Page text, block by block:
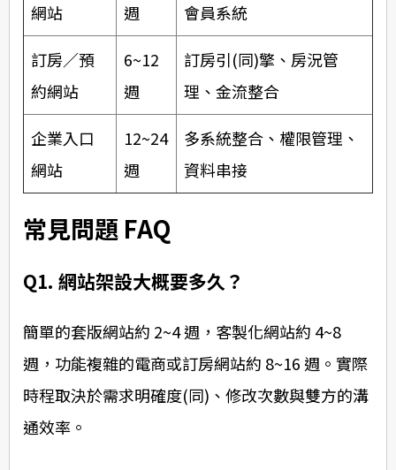
網站
週
會員系統
訂房／預
約網站
6~12
週
訂房引(同)擎、房況管
理、金流整合
企業入口
網站
12~24
週
多系統整合、權限管理、
資料串接
常見問題 FAQ
Q1. 網站架設大概要多久？
簡單的套版網站約 2~4 週，客製化網站約 4~8
週，功能複雜的電商或訂房網站約 8~16 週。實際
時程取決於需求明確度(同)、修改次數與雙方的溝
通效率。